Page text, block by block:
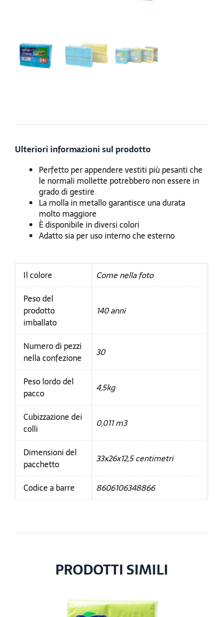
Ulteriori informazioni sul prodotto
Perfetto per appendere vestiti più pesanti che
le normali mollette potrebbero non essere in
grado di gestire
La molla in metallo garantisce una durata
molto maggiore
È disponibile in diversi colori
Adatto sia per uso interno che esterno
Il colore
Come nella foto
Peso del
prodotto
imballato
140 anni
Numero di pezzi
nella confezione
30
Peso lordo del
pacco
4,5kg
Cubizzazione dei
colli
0,011 m3
Dimensioni del
pacchetto
33x26x12,5 centimetri
Codice a barre 8606106348866
PRODOTTI SIMILI